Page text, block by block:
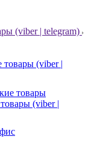
(viber | telegram)
товары (viber |
товары
(viber |